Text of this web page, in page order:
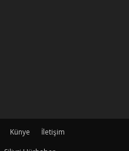
Künye
İletişim